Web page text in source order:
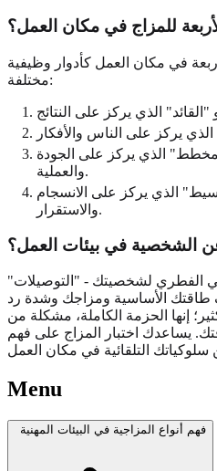
للمزاج في مكان العمل؟
في مكان العمل كأدوار وظيفية
مختلفة:
الذي يركز على الجودة
والعملية.
الذي يركز على الانسجام
والاستقرار.
الشخصية في بيئات العمل؟
الفطري لشخصيتك - "التوصيلات"
طاقتك الأساسية ومزاجك وشدة رد
إنها الحزمة الكاملة، مشكلة من
يساعدك اختبار المزاج على فهم
Menu
فهم أنواع المزاجية في البيئات المهنية